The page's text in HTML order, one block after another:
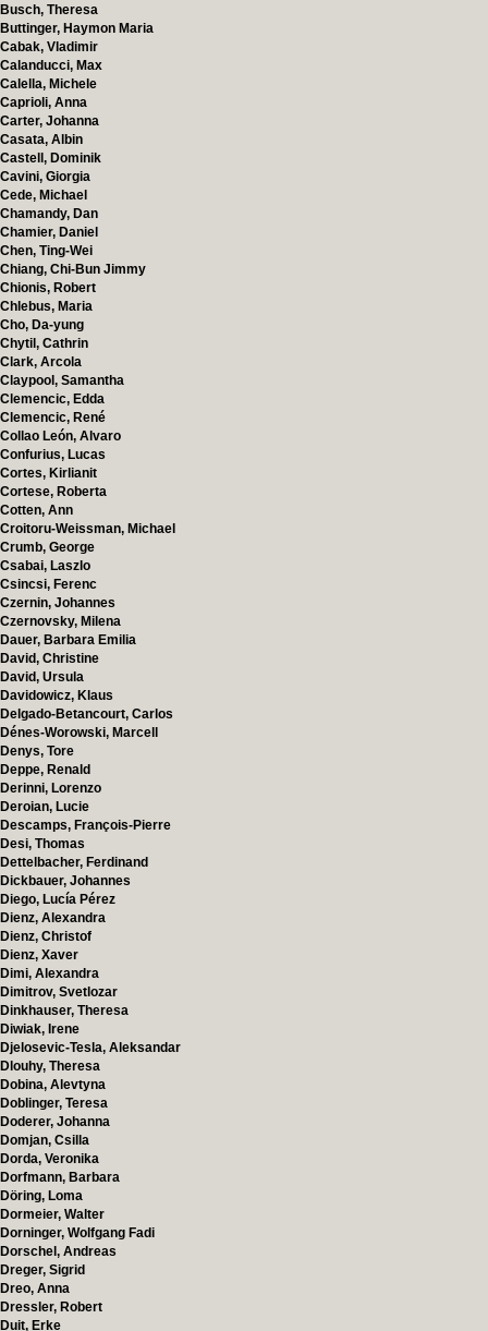
Busch, Theresa
Buttinger, Haymon Maria
Cabak, Vladimir
Calanducci, Max
Calella, Michele
Caprioli, Anna
Carter, Johanna
Casata, Albin
Castell, Dominik
Cavini, Giorgia
Cede, Michael
Chamandy, Dan
Chamier, Daniel
Chen, Ting-Wei
Chiang, Chi-Bun Jimmy
Chionis, Robert
Chlebus, Maria
Cho, Da-yung
Chytil, Cathrin
Clark, Arcola
Claypool, Samantha
Clemencic, Edda
Clemencic, René
Collao León, Alvaro
Confurius, Lucas
Cortes, Kirlianit
Cortese, Roberta
Cotten, Ann
Croitoru-Weissman, Michael
Crumb, George
Csabai, Laszlo
Csincsi, Ferenc
Czernin, Johannes
Czernovsky, Milena
Dauer, Barbara Emilia
David, Christine
David, Ursula
Davidowicz, Klaus
Delgado-Betancourt, Carlos
Dénes-Worowski, Marcell
Denys, Tore
Deppe, Renald
Derinni, Lorenzo
Deroian, Lucie
Descamps, François-Pierre
Desi, Thomas
Dettelbacher, Ferdinand
Dickbauer, Johannes
Diego, Lucía Pérez
Dienz, Alexandra
Dienz, Christof
Dienz, Xaver
Dimi, Alexandra
Dimitrov, Svetlozar
Dinkhauser, Theresa
Diwiak, Irene
Djelosevic-Tesla, Aleksandar
Dlouhy, Theresa
Dobina, Alevtyna
Doblinger, Teresa
Doderer, Johanna
Domjan, Csilla
Dorda, Veronika
Dorfmann, Barbara
Döring, Loma
Dormeier, Walter
Dorninger, Wolfgang Fadi
Dorschel, Andreas
Dreger, Sigrid
Dreo, Anna
Dressler, Robert
Duit, Erke